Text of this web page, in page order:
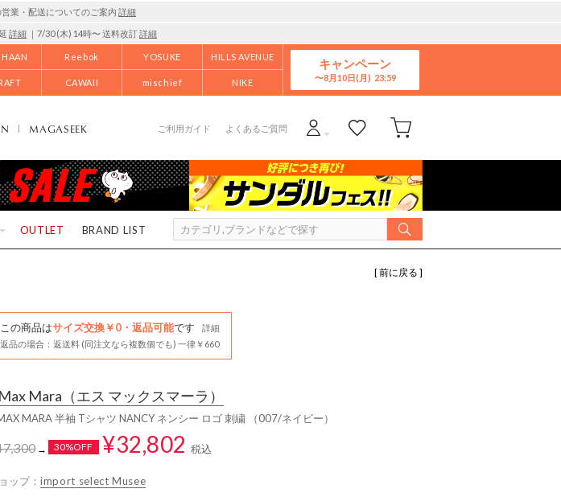
営業・配送についてのご案内 詳細
詳細 ｜7/30 (木) 14時〜 送料改訂詳細
HAAN Reebok YOSUKE HILLS AVENUE
CAWAII mischief NIKE
キャンペーン
8月10日(月)
MAGASEEK ご利用ガイド よくあるご質問
OUTLET BRAND LIST
[ 前に戻る ]
この商品はサイズ交換￥0・返品可能です
詳細
返品の場合：返送料 (同注文なら複数個でも) 一律￥660
Mara （エス マックスマーラ）
MARA 半袖 Tシャツ NANCY ネンシー ロゴ 刺繍 （007/ネイビー）
→ 30%OFF ¥32,802 税込
ップ： import select Musee